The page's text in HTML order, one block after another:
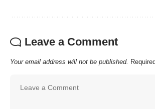
Leave a Comment
Your email address will not be published.